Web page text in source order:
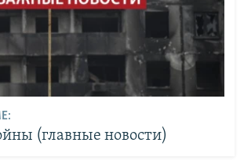
(главные новости)